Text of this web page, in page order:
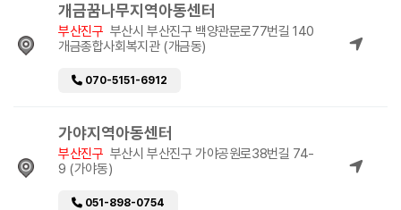
개금꿈나무지역아동센터
부산진구 부산시 부산진구 백양관문로77번길 140
개금종합사회복지관 (개금동)
070-5151-6912
가야지역아동센터
부산진구 부산시 부산진구 가야공원로38번길 74-
9 (가야동)
051-898-0754